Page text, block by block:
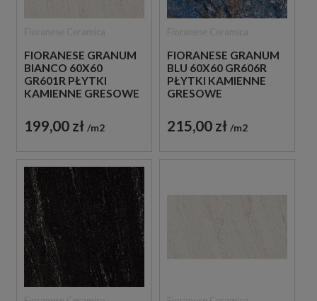
FIORANESE GRANUM
BIANCO 60X60
GR601R PŁYTKI
KAMIENNE GRESOWE
199,00 zł m2
FIORANESE GRANUM
BLU 60X60 GR606R
PŁYTKI KAMIENNE
GRESOWE
215,00 zł m2